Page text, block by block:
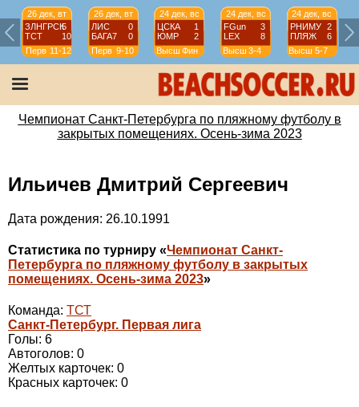
26 дек, вт
ЗЛНГРСК5
ТСТ
10
Перв 11-12
26 дек, вт
ЛИС
0
БАГА7
0
Перв 9-10
24 дек, вс
ЦСКА
1
ЮМР
2
Высш Фин
24 дек, вс
FGun
3
LEX
8
Высш 3-4
24 дек, вс
РНИМУ
2
ПЛЯЖ
6
Высш 5-7
Чемпионат Санкт-Петербурга по пляжному футболу в
закрытых помещениях. Осень-зима 2023
Ильичев Дмитрий Сергеевич
Дата рождения: 26.10.1991
Статистика по турниру «Чемпионат Санкт-
Петербурга по пляжному футболу в закрытых
помещениях. Осень-зима 2023»
Команда: ТСТ
Санкт-Петербург. Первая лига
Голы: 6
Автоголов: 0
Желтых карточек: 0
Красных карточек: 0